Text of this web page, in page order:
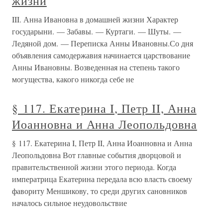
III. Анна Ивановна в домашней жизни Характер
государыни. — Забавы. — Куртаги. — Шуты. —
Ледяной дом. — Переписка Анны Ивановны.Со дня
объявления самодержавия начинается царствование
Анны Ивановны. Возведенная на степень такого
могущества, какого никогда себе не
§ 117. Екатерина I, Петр II, Анна
Иоанновна и Анна Леопольдовна
§ 117. Екатерина I, Петр II, Анна Иоанновна и Анна
Леопольдовна Вот главные события дворцовой и
правительственной жизни этого периода. Когда
императрица Екатерина передала всю власть своему
фавориту Меншикову, то среди других сановников
началось сильное неудовольствие